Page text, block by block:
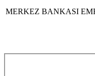
MERKEZ BANKASI